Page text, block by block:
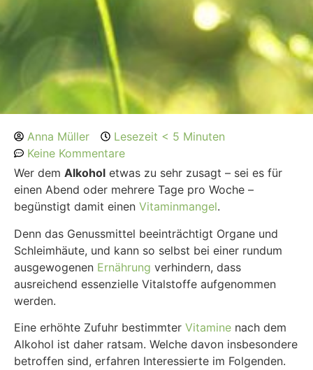
Anna Müller
Lesezeit < 5 Minuten
Keine Kommentare
Wer dem Alkohol etwas zu sehr zusagt – sei es für
einen Abend oder mehrere Tage pro Woche –
begünstigt damit einen Vitaminmangel.
Denn das Genussmittel beeinträchtigt Organe und
Schleimhäute, und kann so selbst bei einer rundum
ausgewogenen Ernährung verhindern, dass
ausreichend essenzielle Vitalstoffe aufgenommen
werden.
Eine erhöhte Zufuhr bestimmter Vitamine nach dem
Alkohol ist daher ratsam. Welche davon insbesondere
betroffen sind, erfahren Interessierte im Folgenden.